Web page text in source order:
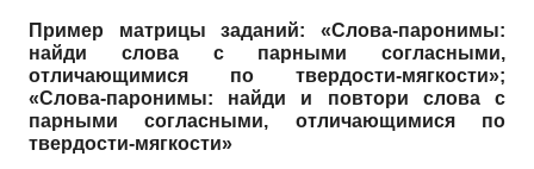
Пример матрицы заданий: «Слова-паронимы:
найди слова с парными согласными,
отличающимися по твердости-мягкости»;
«Слова-паронимы: найди и повтори слова с
парными согласными, отличающимися по
твердости-мягкости»